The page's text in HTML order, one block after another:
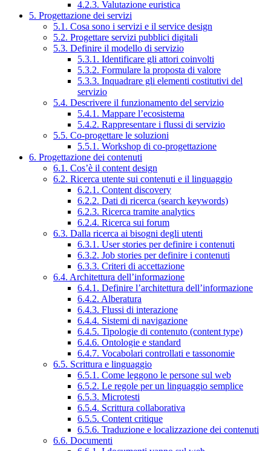
4.2.3. Valutazione euristica
5. Progettazione dei servizi
5.1. Cosa sono i servizi e il service design
5.2. Progettare servizi pubblici digitali
5.3. Definire il modello di servizio
5.3.1. Identificare gli attori coinvolti
5.3.2. Formulare la proposta di valore
5.3.3. Inquadrare gli elementi costitutivi del
servizio
5.4. Descrivere il funzionamento del servizio
5.4.1. Mappare l’ecosistema
5.4.2. Rappresentare i flussi di servizio
5.5. Co-progettare le soluzioni
5.5.1. Workshop di co-progettazione
6. Progettazione dei contenuti
6.1. Cos’è il content design
6.2. Ricerca utente sui contenuti e il linguaggio
6.2.1. Content discovery
6.2.2. Dati di ricerca (search keywords)
6.2.3. Ricerca tramite analytics
6.2.4. Ricerca sui forum
6.3. Dalla ricerca ai bisogni degli utenti
6.3.1. User stories per definire i contenuti
6.3.2. Job stories per definire i contenuti
6.3.3. Criteri di accettazione
6.4. Architettura dell’informazione
6.4.1. Definire l’architettura dell’informazione
6.4.2. Alberatura
6.4.3. Flussi di interazione
6.4.4. Sistemi di navigazione
6.4.5. Tipologie di contenuto (content type)
6.4.6. Ontologie e standard
6.4.7. Vocabolari controllati e tassonomie
6.5. Scrittura e linguaggio
6.5.1. Come leggono le persone sul web
6.5.2. Le regole per un linguaggio semplice
6.5.3. Microtesti
6.5.4. Scrittura collaborativa
6.5.5. Content critique
6.5.6. Traduzione e localizzazione dei contenuti
6.6. Documenti